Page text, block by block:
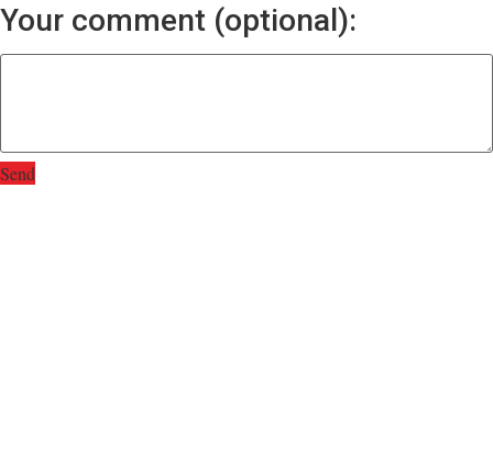
Your comment (optional):
Send